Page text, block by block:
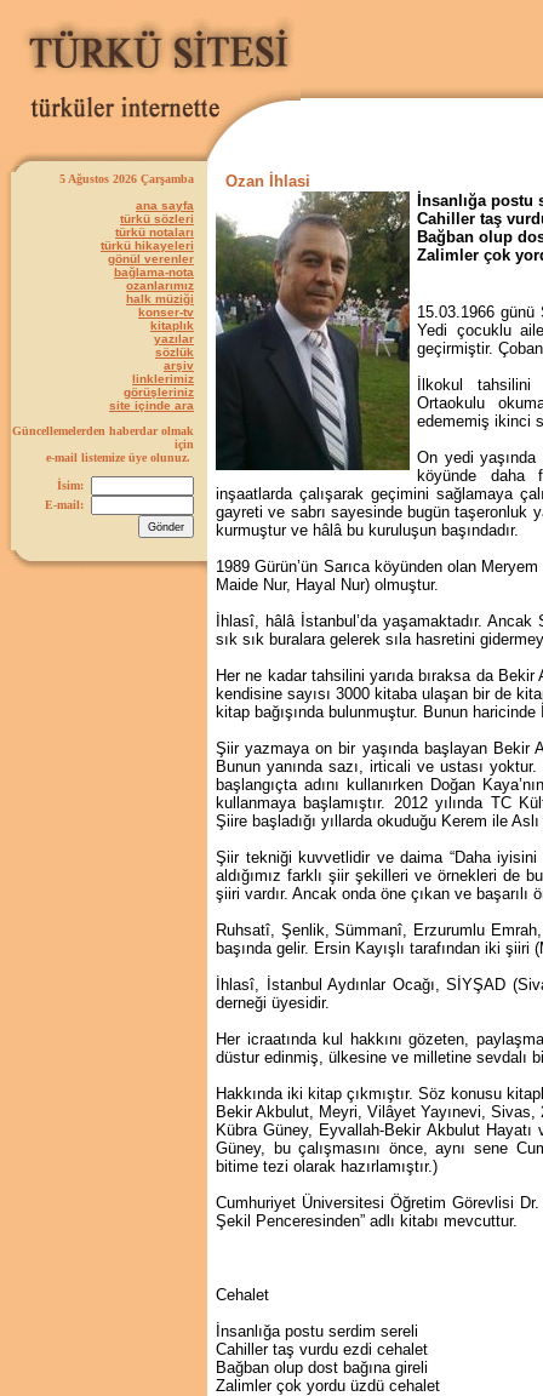
5 Ağustos 2026 Çarşamba
ana sayfa
türkü sözleri
türkü notaları
türkü hikayeleri
gönül verenler
bağlama-nota
ozanlarımız
halk müziği
konser-tv
kitaplık
yazılar
sözlük
arşiv
linklerimiz
görüşleriniz
site içinde ara
Güncellemelerden haberdar olmak
için
e-mail listemize üye olunuz.
İsim:
E-mail:
Ozan İhlasi
İnsanlığa
Cahiller taş
Bağban olup
Zalimler çok
15.03.1966 günü
Yedi çocuklu
geçirmiştir.
İlkokul tahsilini
Ortaokulu
edememiş ikinci
On yedi yaşında
köyünde daha
inşaatlarda çalışarak geçimini sağlamaya
gayreti ve sabrı sayesinde bugün taşeronluk
kurmuştur ve hâlâ bu kuruluşun başındadır.
1989 Gürün’ün Sarıca köyünden olan
Maide Nur, Hayal Nur) olmuştur.
İhlasî, hâlâ İstanbul’da yaşamaktadır.
sık sık buralara gelerek sıla hasretini
Her ne kadar tahsilini yarıda bıraksa da
kendisine sayısı 3000 kitaba ulaşan bir de
kitap bağışında bulunmuştur. Bunun haricinde
Şiir yazmaya on bir yaşında başlayan Bekir
Bunun yanında sazı, irticali ve ustası
başlangıçta adını kullanırken Doğan
kullanmaya başlamıştır. 2012 yılında TC
Şiire başladığı yıllarda okuduğu Kerem ile
Şiir tekniği kuvvetlidir ve daima “Daha iyisini
aldığımız farklı şiir şekilleri ve örnekleri de
şiiri vardır. Ancak onda öne çıkan ve
Ruhsatî, Şenlik, Sümmanî, Erzurumlu
başında gelir. Ersin Kayışlı tarafından iki
İhlasî, İstanbul Aydınlar Ocağı, SİYŞAD
derneği üyesidir.
Her icraatında kul hakkını gözeten,
düstur edinmiş, ülkesine ve milletine sevdalı
Hakkında iki kitap çıkmıştır. Söz konusu
Bekir Akbulut, Meyri, Vilâyet Yayınevi, Sivas,
Kübra Güney, Eyvallah-Bekir Akbulut
Güney, bu çalışmasını önce, aynı sene
bitime tezi olarak hazırlamıştır.)
Cumhuriyet Üniversitesi Öğretim Görevlisi
Şekil Penceresinden” adlı kitabı mevcuttur.
Cehalet
İnsanlığa postu serdim sereli
Cahiller taş vurdu ezdi cehalet
Bağban olup dost bağına gireli
Zalimler çok yordu üzdü cehalet